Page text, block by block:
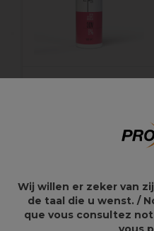
Points clés
Wij willen er zeker van
de taal die u wenst. /
que vous consultez